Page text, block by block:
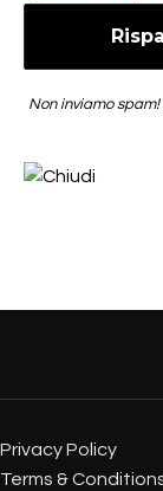
Non inviamo
Privacy Policy
Terms &